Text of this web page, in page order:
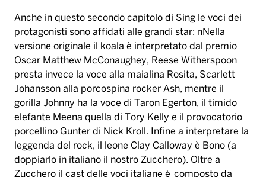
Anche in questo secondo capitolo di Sing le voci dei
protagonisti sono affidati alle grandi star: nNella
versione originale il koala è interpretato dal premio
Oscar Matthew McConaughey, Reese Witherspoon
presta invece la voce alla maialina Rosita, Scarlett
Johansson alla porcospina rocker Ash, mentre il
gorilla Johnny ha la voce di Taron Egerton, il timido
elefante Meena quella di Tory Kelly e il provocatorio
porcellino Gunter di Nick Kroll. Infine a interpretare la
leggenda del rock, il leone Clay Calloway è Bono (a
doppiarlo in italiano il nostro Zucchero). Oltre a
Zucchero il cast delle voci italiane è composto da